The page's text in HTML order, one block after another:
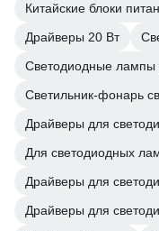
Китайские блоки
Драйверы 20 Вт
Светодиодные лампы
Светильник-фонарь
Драйверы для
Для светодиодных
Драйверы для
Драйверы для